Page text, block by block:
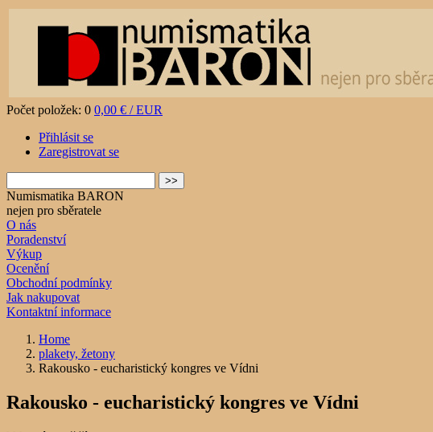
Počet položek: 0 0,00 € / EUR
Přihlásit se
Zaregistrovat se
Numismatika BARON
nejen pro sběratele
O nás
Poradenství
Výkup
Ocenění
Obchodní podmínky
Jak nakupovat
Kontaktní informace
Home
plakety, žetony
Rakousko - eucharistický kongres ve Vídni
Rakousko - eucharistický kongres ve Vídni